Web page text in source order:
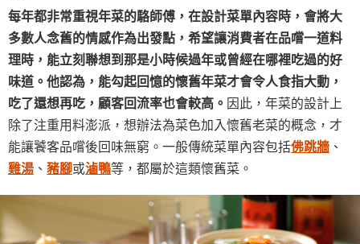
每年都非常重視年菜的駱師傅，在設計菜單內容時，會將大
多數人念舊的情感作為出發點，希望讓消費者在品嚐一道料
理時，能立刻聯想到那是小時候過年或曾經在哪裡吃過的好
味道。他認為，能勾起回憶的懷舊年菜才會令人食指大動，
吃了還想再吃，顧客回流率也會較高。 因此，年菜的設計上
除了注重用料澎派，想辦法為菜色加入懷舊老菜的概念，才
能讓饕客品嚐後回味無窮。一般傳統菜單內容包括佛跳牆 、
雞湯 、 豬腳或滷鴨等，都屬於這類懷舊菜。